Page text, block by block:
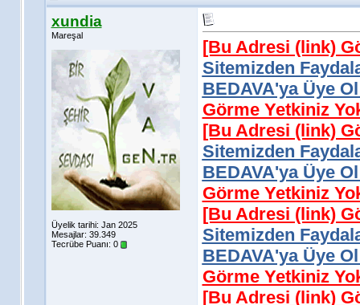
xundia
Mareşal
Üyelik tarihi: Jan 2025
Mesajlar: 39.349
Tecrübe Puanı: 0
[Bu Adresi (link)
Sitemizden
BEDAVA'ya Üye
Görme Yetkiniz
[Bu Adresi (link)
Sitemizden
BEDAVA'ya Üye
Görme Yetkiniz
[Bu Adresi (link)
Sitemizden
BEDAVA'ya Üye
Görme Yetkiniz
[Bu Adresi (link)